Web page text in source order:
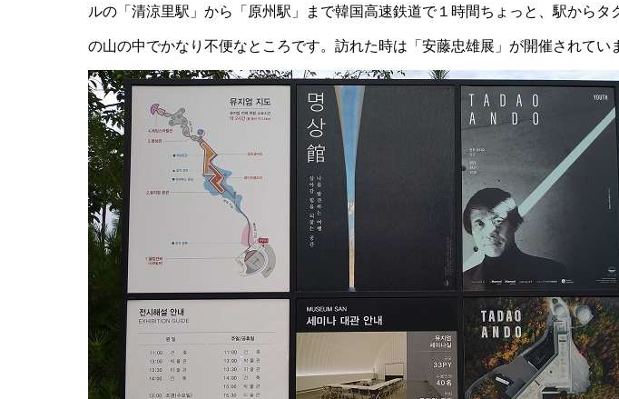
ルの「清涼里駅」から「原州駅」まで韓国高速鉄道で１時間ちょっと、駅からタ
の山の中でかなり不便なところです。訪れた時は「安藤忠雄展」が開催されてい